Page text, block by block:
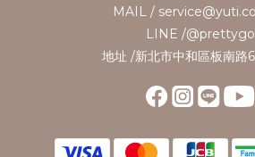
MAIL /
LINE /@prettygo
地址 /新北市中和區板南路